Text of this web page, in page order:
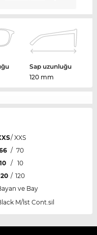
Sap uzunluğu
120 mm
/ XXS
/ 70
10 /
10
/ 120
ve Bay
M/lst Cont.sil